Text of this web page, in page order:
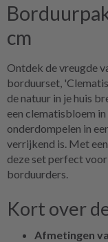
cm
Ontdek de vreugde
borduurset,
de natuur in je huis
een clematisbloem
onderdompelen in
verrijkend is. Met
deze set perfect
borduurders.
Kort over
Afmetingen